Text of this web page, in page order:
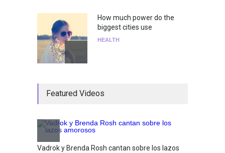
How much power do the
biggest cities use
HEALTH
el show de Richie O'Farrill
becoming a reality
Featured Videos
Vadrok y Brenda Rosh cantan sobre los lazos